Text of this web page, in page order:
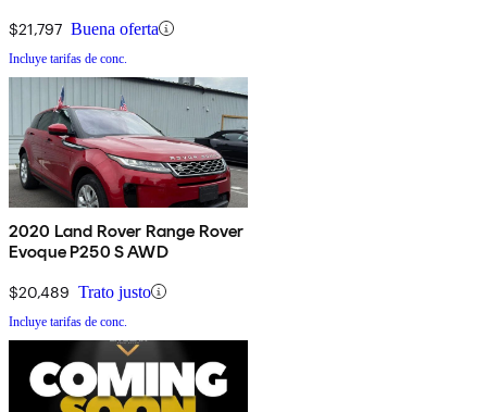
$21,797 Buena oferta
Incluye tarifas de conc.
2020 Land Rover Range Rover
Evoque P250 S AWD
$20,489 Trato justo
Incluye tarifas de conc.